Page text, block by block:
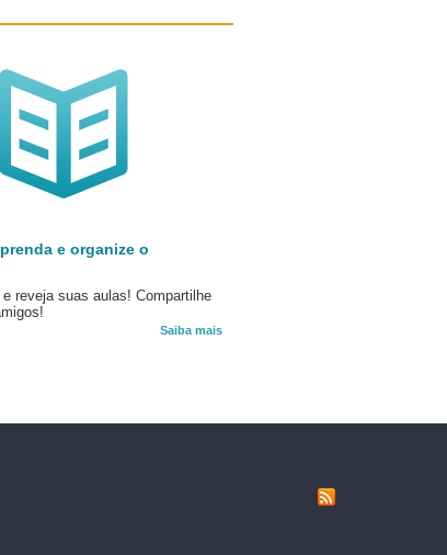
e organize o
reveja suas aulas! Compartilhe
Saiba mais